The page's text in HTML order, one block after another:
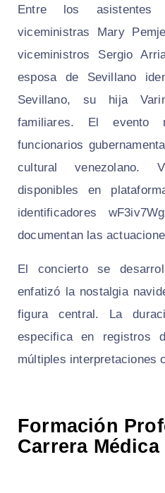
Entre los asistentes
viceministras Mary
viceministros Sergio
esposa de Sevillano
Sevillano, su hija
familiares. El evento
funcionarios
cultural venezolano.
disponibles en
identificadores
documentan las
El concierto se
enfatizó la nostalgia
figura central. La
especifica en registros
múltiples interpretaciones
Formación
Carrera